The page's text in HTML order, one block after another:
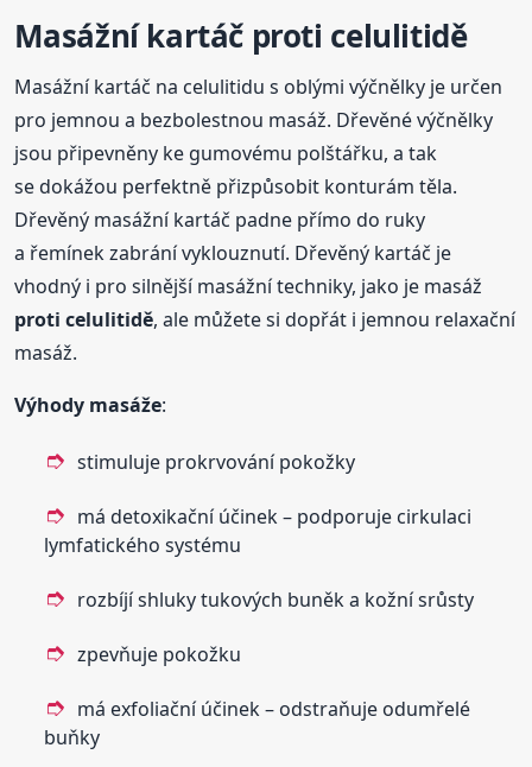
Masážní kartáč proti celulitidě
Masážní kartáč na celulitidu s oblými výčnělky je určen
pro jemnou a bezbolestnou masáž. Dřevěné výčnělky
jsou připevněny ke gumovému polštářku, a tak
se dokážou perfektně přizpůsobit konturám těla.
Dřevěný masážní kartáč padne přímo do ruky
a řemínek zabrání vyklouznutí. Dřevěný kartáč je
vhodný i pro silnější masážní techniky, jako je masáž
proti celulitidě, ale můžete si dopřát i jemnou relaxační
masáž.
Výhody masáže:
stimuluje prokrvování pokožky
má detoxikační účinek – podporuje cirkulaci
lymfatického systému
rozbíjí shluky tukových buněk a kožní srůsty
zpevňuje pokožku
má exfoliační účinek – odstraňuje odumřelé
buňky